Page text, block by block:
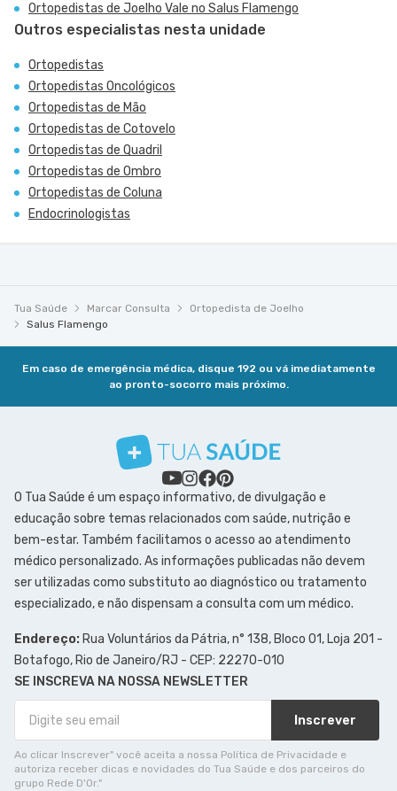
Ortopedistas de Joelho Vale no Salus Flamengo
Outros especialistas nesta unidade
Ortopedistas
Ortopedistas Oncológicos
Ortopedistas de Mão
Ortopedistas de Cotovelo
Ortopedistas de Quadril
Ortopedistas de Ombro
Ortopedistas de Coluna
Endocrinologistas
Tua Saúde Marcar Consulta
Ortopedista de Joelho
Salus Flamengo
Em caso de emergência médica, disque 192 ou vá imediatamente
ao pronto-socorro mais próximo.
O Tua Saúde é um espaço informativo, de divulgação e
educação sobre temas relacionados com saúde, nutrição e
bem-estar. Também facilitamos o acesso ao atendimento
médico personalizado. As informações publicadas não devem
ser utilizadas como substituto ao diagnóstico ou tratamento
especializado, e não dispensam a consulta com um médico.
Endereço: Rua Voluntários da Pátria, n° 138, Bloco 01, Loja 201 -
Botafogo, Rio de Janeiro/RJ - CEP: 22270-010
SE INSCREVA NA NOSSA NEWSLETTER
Inscrever
Ao clicar Inscrever" você aceita a nossa Política de Privacidade e
autoriza receber dicas e novidades do Tua Saúde e dos parceiros do
grupo Rede D'Or."